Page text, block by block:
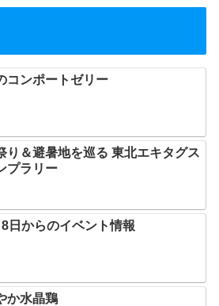
コンポートゼリー
り＆避暑地を巡る 東北エキタグス
プラリー
日からのイベント情報
か水晶鶏